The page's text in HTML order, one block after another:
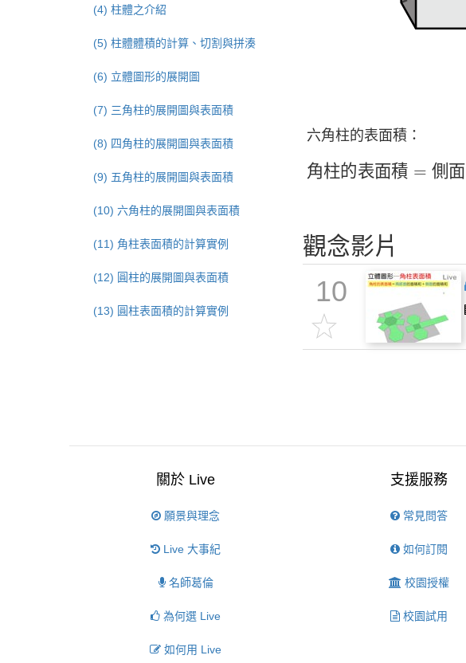
六角柱的表面積：
角柱的表面積 = 側 面
角柱的表面積= 側面的
觀念影片
10
(4) 柱體之介紹
(5) 柱體體積的計算、切割與拼湊
(6) 立體圖形的展開圖
(7) 三角柱的展開圖與表面積
(8) 四角柱的展開圖與表面積
(9) 五角柱的展開圖與表面積
(10) 六角柱的展開圖與表面積
(11) 角柱表面積的計算實例
(12) 圓柱的展開圖與表面積
(13) 圓柱表面積的計算實例
關於 Live
願景與理念
Live 大事紀
名師葛倫
為何選 Live
如何用 Live
支援服務
常見問答
如何訂閱
校園授權
校園試用